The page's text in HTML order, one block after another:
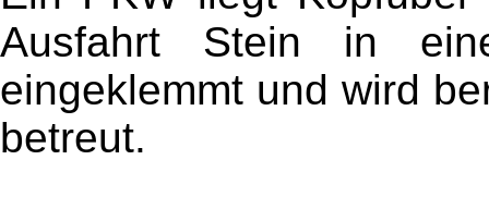
Ausfahrt Stein in
eingeklemmt und wird
betreut.